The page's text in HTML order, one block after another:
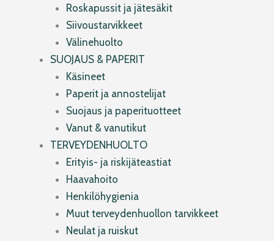
Roskapussit ja jätesäkit
Siivoustarvikkeet
Välinehuolto
SUOJAUS & PAPERIT
Käsineet
Paperit ja annostelijat
Suojaus ja paperituotteet
Vanut & vanutikut
TERVEYDENHUOLTO
Erityis- ja riskijäteastiat
Haavahoito
Henkilöhygienia
Muut terveydenhuollon tarvikkeet
Neulat ja ruiskut